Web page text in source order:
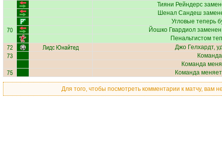
Тияни Рейндерс
Шенал Сандеш
Угловые теперь
70 Йошко Гвардиол
Пенальтистом
72 Лидс Юнайтед Джо Гелхардт,
73
Команда
75 Команда
Для того, чтобы посмотреть комментарии к матчу, вам